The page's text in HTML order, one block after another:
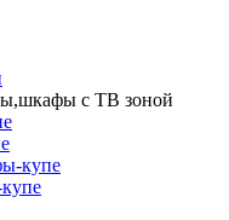
с ТВ зоной